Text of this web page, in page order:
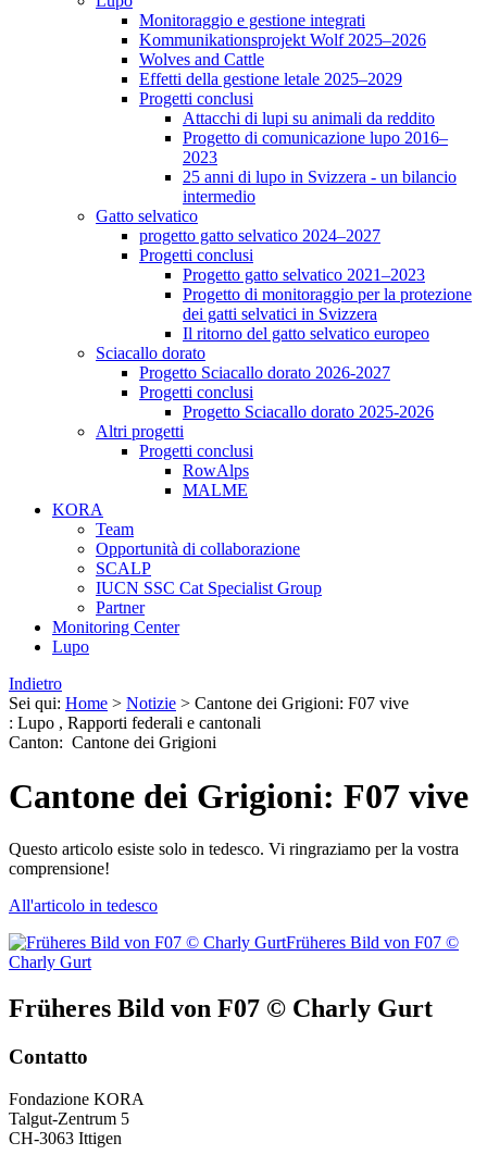
Monitoraggio e gestione integrati
Kommunikationsprojekt Wolf 2025–2026
Wolves and Cattle
Effetti della gestione letale 2025–2029
Progetti conclusi
Attacchi di lupi su animali da reddito
Progetto di comunicazione lupo 2016–
2023
25 anni di lupo in Svizzera - un bilancio
intermedio
Gatto selvatico
progetto gatto selvatico 2024–2027
Progetti conclusi
Progetto gatto selvatico 2021–2023
Progetto di monitoraggio per la protezione
dei gatti selvatici in Svizzera
Il ritorno del gatto selvatico europeo
Sciacallo dorato
Progetto Sciacallo dorato 2026-2027
Progetti conclusi
Progetto Sciacallo dorato 2025-2026
Altri progetti
Progetti conclusi
RowAlps
MALME
KORA
Team
Opportunità di collaborazione
SCALP
IUCN SSC Cat Specialist Group
Partner
Monitoring Center
Lupo
Indietro
Sei qui: Home > Notizie > Cantone dei Grigioni: F07 vive
: Lupo , Rapporti federali e cantonali
Canton: Cantone dei Grigioni
Cantone dei Grigioni: F07 vive
Questo articolo esiste solo in tedesco. Vi ringraziamo per la vostra
comprensione!
All'articolo in tedesco
Früheres Bild von F07 ©
Charly Gurt
Früheres Bild von F07 © Charly Gurt
Contatto
Fondazione KORA
Talgut-Zentrum 5
CH-3063 Ittigen